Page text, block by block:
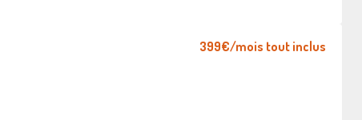
399€/mois tout inclus